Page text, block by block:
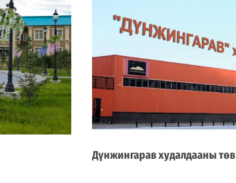
Дүнжингарав худалдааны төв